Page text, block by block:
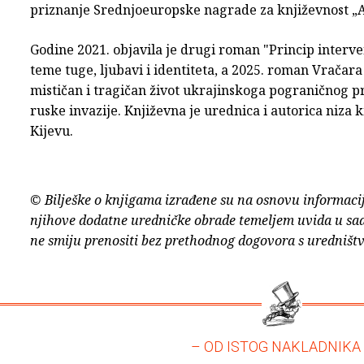
priznanje Srednjoeuropske nagrade za književnost
Godine 2021. objavila je drugi roman "Princip
teme tuge, ljubavi i identiteta, a 2025. roman
mističan i tragičan život ukrajinskoga pograničnog
ruske invazije. Književna je urednica i autorica niza
Kijevu.
© Bilješke o knjigama izrađene su na osnovu
njihove dodatne uredničke obrade temeljem uvida u
ne smiju prenositi bez prethodnog dogovora s
– OD ISTOG